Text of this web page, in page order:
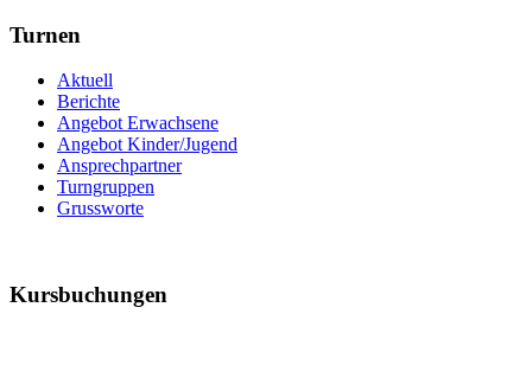
Turnen
Aktuell
Berichte
Angebot Erwachsene
Angebot Kinder/Jugend
Ansprechpartner
Turngruppen
Grussworte
Kursbuchungen